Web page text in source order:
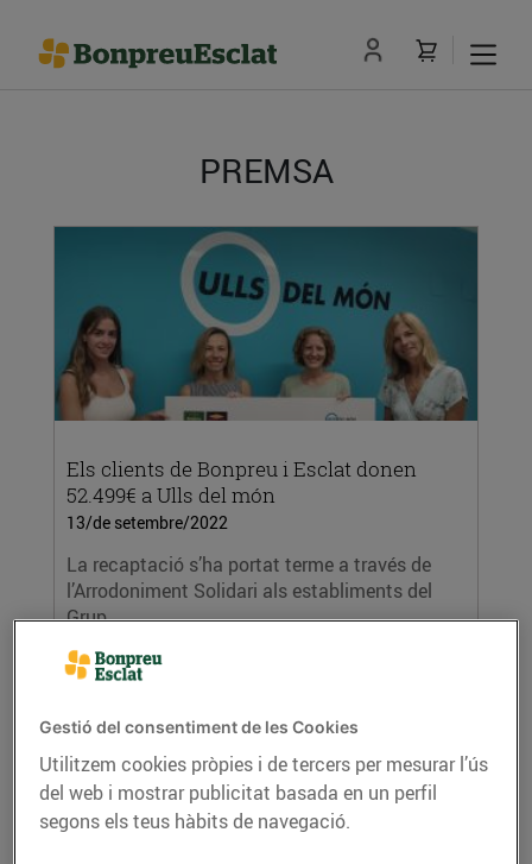
PREMSA
Els clients de Bonpreu i Esclat donen
52.499€ a Ulls del món
13/de setembre/2022
La recaptació s’ha portat terme a través de
l’Arrodoniment Solidari als establiments del
Grup...
LLEGIR MÉS
Gestió del consentiment de les Cookies
Utilitzem cookies pròpies i de tercers per mesurar l’ús
del web i mostrar publicitat basada en un perfil
segons els teus hàbits de navegació.